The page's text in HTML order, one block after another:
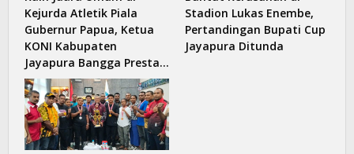
Kejurda Atletik Piala
Gubernur Papua, Ketua
KONI Kabupaten
Jayapura Bangga Presta…
Stadion Lukas Enembe,
Pertandingan Bupati Cup
Jayapura Ditunda